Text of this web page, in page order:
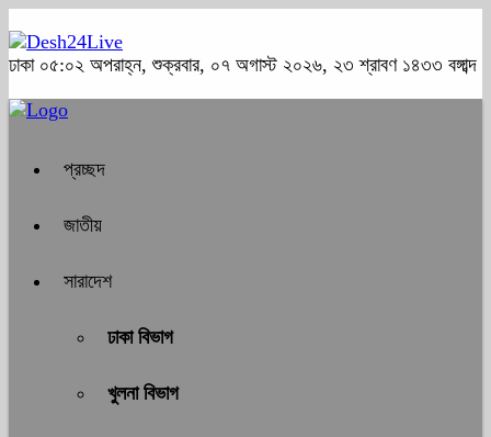
ঢাকা ০৫:০২ অপরাহ্ন, শুক্রবার, ০৭ অগাস্ট ২০২৬, ২৩ শ্রাবণ ১৪৩৩ বঙ্গাব্দ
প্রচ্ছদ
জাতীয়
সারাদেশ
ঢাকা বিভাগ
খুলনা বিভাগ